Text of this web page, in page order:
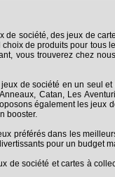
de société, des jeux de
de produits pour tous
vous trouverez chez
de société en un seul et
Catan, Les
également les jeux
booster.
préférés dans les
pour un budget
de société et cartes à